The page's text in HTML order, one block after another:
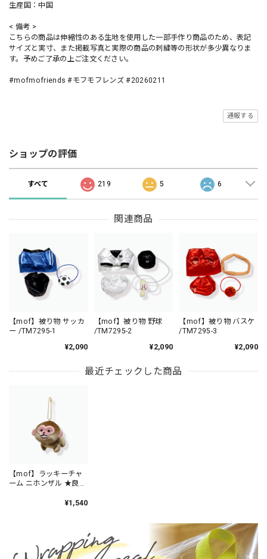
生産国：中国
< 備考 >
こちらの商品は伸縮性のある生地を使用した一部手作り商品のため、表記
サイズと実寸、また掲載写真と実際の商品の刺繍等の形状が多少異なりま
す。予めご了承の上ご注文ください。
#mofmofriends #モフモフレンズ #20260211
通報する
ショップの評価
すべて 219 5 6
関連商品
【mof】被り物 サッカ
ー /TM7295-1
¥2,090
【mof】被り物 野球
/TM7295-2
¥2,090
【mof】被り物 バスケ
/TM7295-3
¥2,090
最近チェックした商品
【mof】ラッキーチャ
ーム ニホンザル ★良縁
¥1,540